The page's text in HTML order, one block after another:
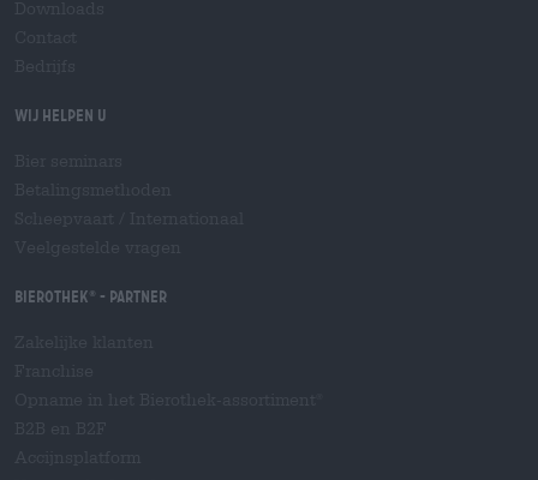
Wij helpen u
Bierothek - Partner